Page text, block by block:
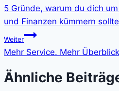
5 Gründe, warum du dich
und Finanzen kümmern
Weiter
Mehr Service. Mehr
Ähnliche